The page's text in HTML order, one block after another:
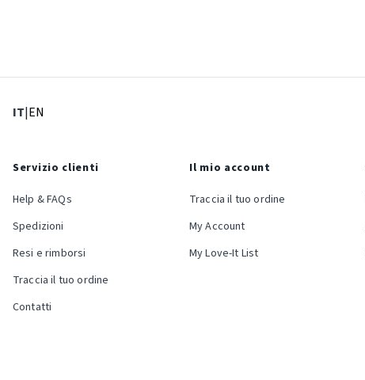
IT: Lingua corrente
|EN
Servizio clienti
Help & FAQs
Spedizioni
Resi e rimborsi
Traccia il tuo ordine
Contatti
Il mio account
Traccia il tuo ordine
My Account
My Love-It List